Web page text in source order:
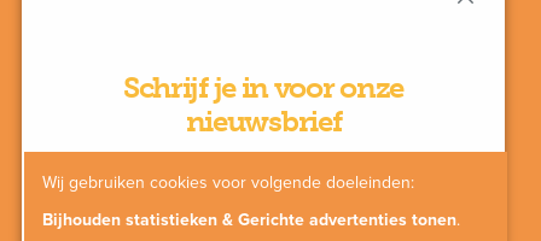
Schrijf je in voor onze
nieuwsbrief
Wij gebruiken cookies voor volgende doeleinden:
Bijhouden statistieken & Gerichte advertenties tonen.